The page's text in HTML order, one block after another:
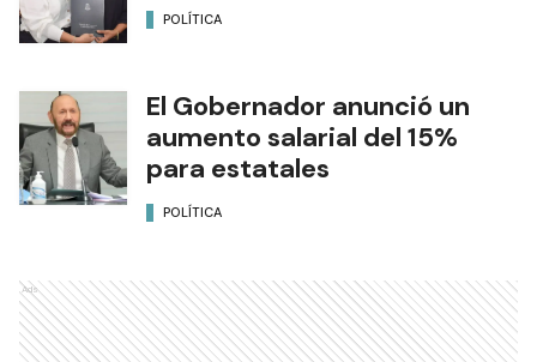
POLÍTICA
El Gobernador anunció un
aumento salarial del 15%
para estatales
POLÍTICA
Ads